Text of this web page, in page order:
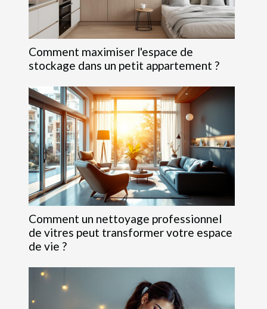
Comment maximiser l'espace de
stockage dans un petit appartement ?
Comment un nettoyage professionnel
de vitres peut transformer votre espace
de vie ?